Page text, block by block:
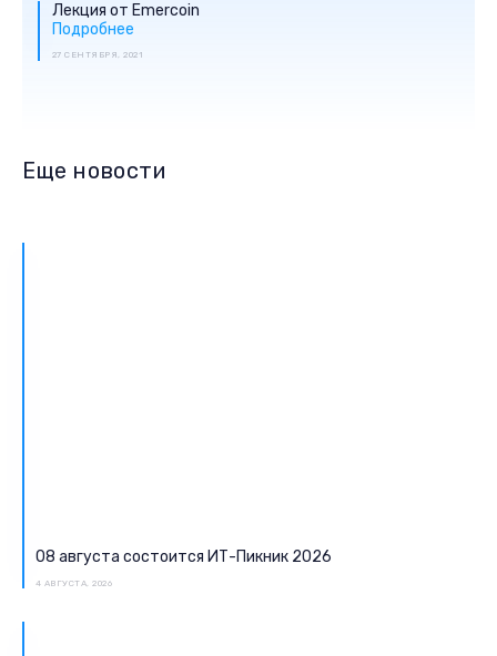
Лекция от Emercoin
Подробнее
27 СЕНТЯБРЯ, 2021
Еще новости
08 августа состоится ИТ-Пикник 2026
4 АВГУСТА, 2026